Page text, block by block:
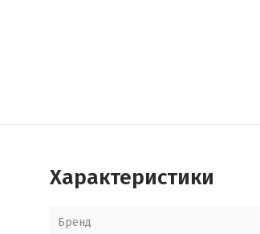
Характеристики
Бренд